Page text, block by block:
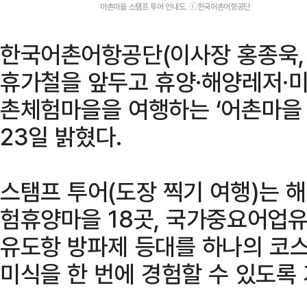
어촌마을 스탬프 투어 안내도. ⓒ한국어촌어항공단
한국어촌어항공단(이사장 홍종
휴가철을 앞두고 휴양·해양레저
촌체험마을을 여행하는 ‘어촌마
23일 밝혔다.
스탬프 투어(도장 찍기 여행)는
험휴양마을 18곳, 국가중요어업
유도항 방파제 등대를 하나의 코
미식을 한 번에 경험할 수 있도록